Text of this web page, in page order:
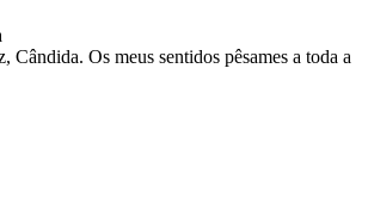
Cândida. Os meus sentidos pêsames a toda a